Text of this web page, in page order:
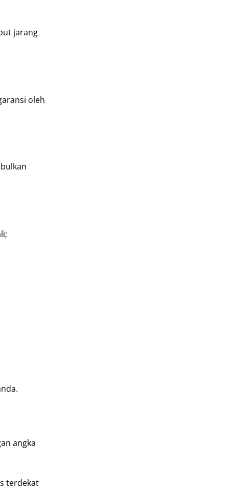
jarang
oleh
angka
terdekat